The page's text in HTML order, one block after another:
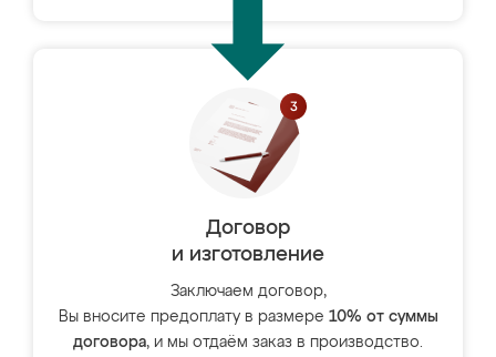
Договор
и изготовление
Заключаем договор,
Вы вносите предоплату в размере 10% от суммы
договора, и мы отдаём заказ в производство.